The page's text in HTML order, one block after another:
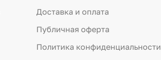
Доставка и оплата
Публичная оферта
Политика конфиденциальности